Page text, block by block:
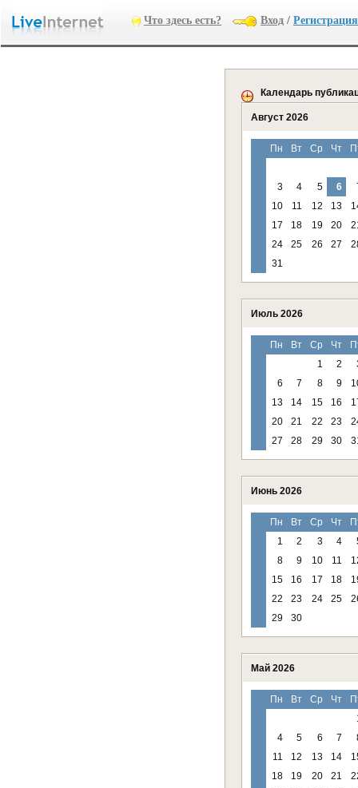
Что здесь есть? Вход / Регистрация
Календарь
Август 2026
Пн Вт Ср Чт
3 4 5 6
10
11 12 13
17
18 19 20
24
25 26 27
31
Июль 2026
Пн Вт Ср Чт
1
2
6
7 8 9
13
14 15 16
20
21 22 23
27
28 29 30
Июнь 2026
Пн Вт Ср Чт
1
2 3 4
8
9 10 11
15
16 17 18
22
23 24 25
29
30
Май 2026
Пн Вт Ср Чт
4
5 6 7
11
12 13 14
18
19 20 21